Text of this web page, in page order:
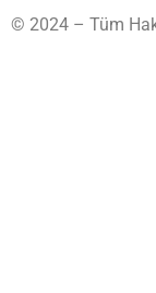
© 2024 – Tüm